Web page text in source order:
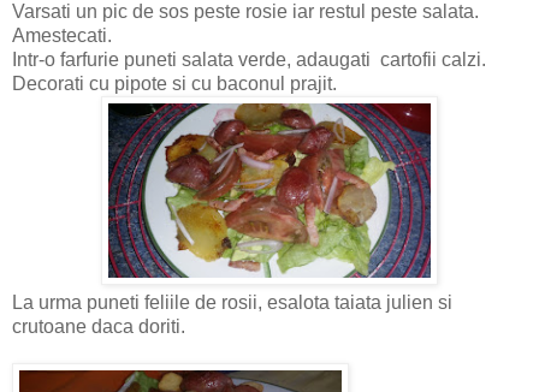
Varsati un pic de sos peste rosie iar restul peste salata.
Amestecati.
Intr-o farfurie puneti salata verde, adaugati cartofii calzi.
Decorati cu pipote si cu baconul prajit.
La urma puneti feliile de rosii, esalota taiata julien si
crutoane daca doriti.